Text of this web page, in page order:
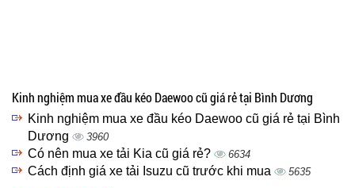
Kinh nghiệm mua xe đầu kéo Daewoo cũ giá rẻ tại Bình Dương
Kinh nghiệm mua xe đầu kéo Daewoo cũ giá rẻ tại Bình
Dương
3960
Có nên mua xe tải Kia cũ giá rẻ? 6634
Cách định giá xe tải Isuzu cũ trước khi mua 5635